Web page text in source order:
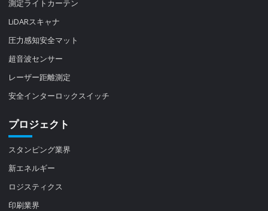
測定ライトカーテン
LiDARスキャナ
圧力感知安全マット
超音波センサー
レーザー距離測定
安全インターロックスイッチ
プロジェクト
スタンピング業界
新エネルギー
ロジスティクス
印刷業界